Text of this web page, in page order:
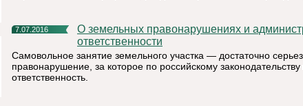
7.07.2016
О земельных правонарушениях и административной
ответственности
Самовольное занятие земельного участка — достаточно
правонарушение, за которое по российскому
ответственность.